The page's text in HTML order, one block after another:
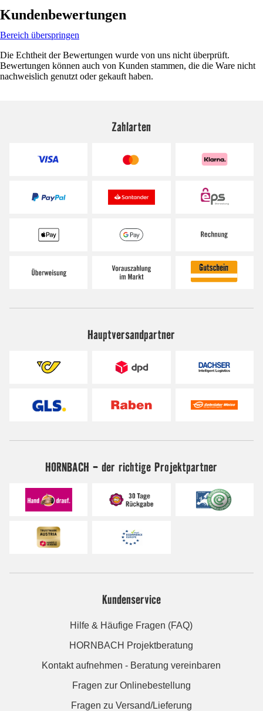
Kundenbewertungen
Bereich überspringen
Die Echtheit der Bewertungen wurde von uns nicht überprüft.
Bewertungen können auch von Kunden stammen, die die Ware nicht
nachweislich genutzt oder gekauft haben.
Zahlarten
Hauptversandpartner
HORNBACH - der richtige Projektpartner
Kundenservice
Hilfe & Häufige Fragen (FAQ)
HORNBACH Projektberatung
Kontakt aufnehmen - Beratung vereinbaren
Fragen zur Onlinebestellung
Fragen zu Versand/Lieferung